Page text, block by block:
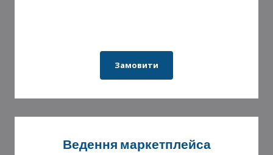
Замовити
Ведення маркетплейса